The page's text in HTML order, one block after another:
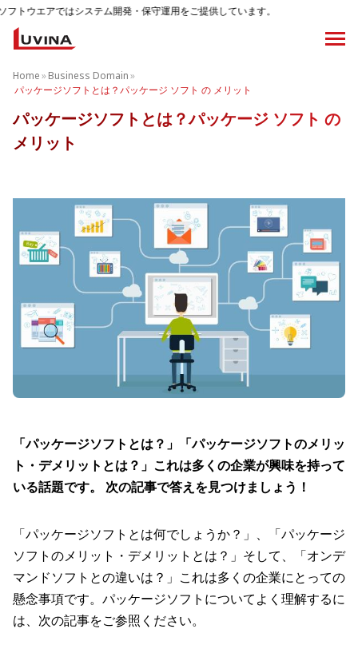
ム開発・保守運用をご提供しています。
Home»Business Domain»
パッケージソフトとは？パッケージ ソフト の メリット
パッケージソフトとは？パッケージ ソフト の
メリット
「パッケージソフトとは？」「パッケージソフトのメリッ
ト・デメリットとは？」これは多くの企業が興味を持って
いる話題です。 次の記事で答えを見つけましょう！
「パッケージソフトとは何でしょうか？」、「パッケージ
ソフトのメリット・デメリットとは？」そして、「オンデ
マンドソフトとの違いは？」これは多くの企業にとっての
懸念事項です。パッケージソフトについてよく理解するに
は、次の記事をご参照ください。